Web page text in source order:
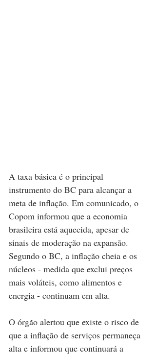
A taxa básica é o principal
instrumento do BC para alcançar a
meta de inflação. Em comunicado, o
Copom informou que a economia
brasileira está aquecida, apesar de
sinais de moderação na expansão.
Segundo o BC, a inflação cheia e os
núcleos - medida que exclui preços
mais voláteis, como alimentos e
energia - continuam em alta.
O órgão alertou que existe o risco de
que a inflação de serviços permaneça
alta e informou que continuará a